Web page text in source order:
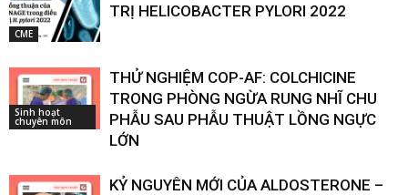
CME
TRỊ HELICOBACTER PYLORI 2022
Sinh hoạt
chuyên môn
THỬ NGHIỆM COP-AF: COLCHICINE
TRONG PHÒNG NGỪA RUNG NHĨ CHU
PHẪU SAU PHẪU THUẬT LỒNG NGỰC
LỚN
KỶ NGUYÊN MỚI CỦA ALDOSTERONE –